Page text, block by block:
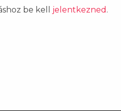
be kell jelentkezned .